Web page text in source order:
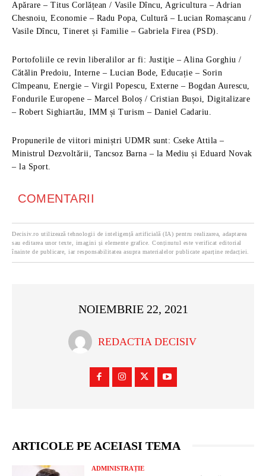
Apărare – Titus Corlățean / Vasile Dîncu, Agricultura – Adrian
Chesnoiu, Economie – Radu Popa, Cultură – Lucian Romașcanu /
Vasile Dîncu, Tineret și Familie – Gabriela Firea (PSD).
Portofoliile ce revin liberalilor ar fi: Justiţie – Alina Gorghiu /
Cătălin Predoiu, Interne – Lucian Bode, Educație – Sorin
Cîmpeanu, Energie – Virgil Popescu, Externe – Bogdan Aurescu,
Fondurile Europene – Marcel Boloș / Cristian Bușoi, Digitalizare
– Robert Sighiartău, IMM și Turism – Daniel Cadariu.
Propunerile de viitori miniștri UDMR sunt: Cseke Attila –
Ministrul Dezvoltării, Tancsoz Barna – la Mediu și Eduard Novak
– la Sport.
COMENTARII
Decisiv.ro utilizează tehnologii de inteligență artificială (IA) pentru realizarea, adaptarea
sau editarea unor texte, imagini și elemente grafice. Conținutul este verificat editorial
înainte de publicare, iar responsabilitatea asupra materialelor publicate aparține redacției.
NOIEMBRIE 22, 2021
REDACTIA DECISIV
ARTICOLE PE ACEIASI TEMA
ADMINISTRAȚIE